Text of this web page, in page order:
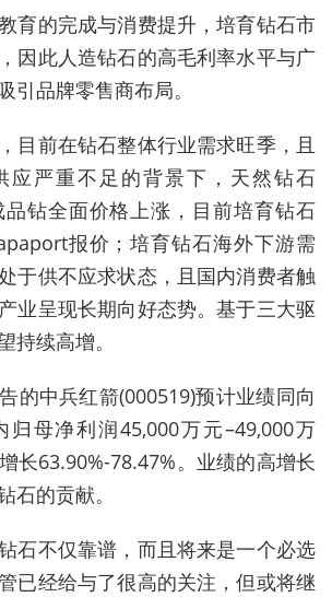
育的完成与消费提升，培育钻石市
因此人造钻石的高毛利率水平与广
引品牌零售商布局。
目前在钻石整体行业需求旺季，且
应严重不足的背景下，天然钻石
钻全面价格上涨，目前培育钻石
报价；培育钻石海外下游需
于供不应求状态，且国内消费者触
业呈现长期向好态势。基于三大驱
持续高增。
的中兵红箭(000519)预计业绩同向
母净利润45,000万元–49,000万
长63.90%-78.47%。业绩的高增长
石的贡献。
石不仅靠谱，而且将来是一个必选
已经给与了很高的关注，但或将继